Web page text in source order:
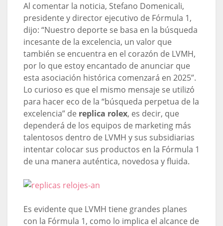
Al comentar la noticia, Stefano Domenicali,
presidente y director ejecutivo de Fórmula 1,
dijo: “Nuestro deporte se basa en la búsqueda
incesante de la excelencia, un valor que
también se encuentra en el corazón de LVMH,
por lo que estoy encantado de anunciar que
esta asociación histórica comenzará en 2025”.
Lo curioso es que el mismo mensaje se utilizó
para hacer eco de la “búsqueda perpetua de la
excelencia” de replica rolex, es decir, que
dependerá de los equipos de marketing más
talentosos dentro de LVMH y sus subsidiarias
intentar colocar sus productos en la Fórmula 1
de una manera auténtica, novedosa y fluida.
Es evidente que LVMH tiene grandes planes
con la Fórmula 1, como lo implica el alcance de